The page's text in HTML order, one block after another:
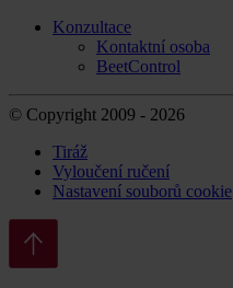
Konzultace
Kontaktní osoba
BeetControl
© Copyright 2009 - 2026
Tiráž
Vyloučení ručení
Nastavení souborů cookie